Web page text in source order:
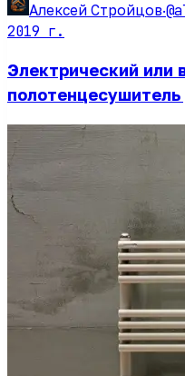
Алексей Стройцов·
2019 г.
Электрический или